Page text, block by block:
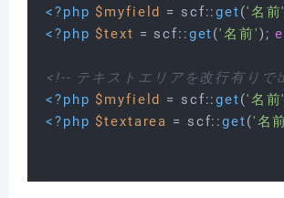
<?php $myfield = scf::get('名
<?php $text = scf::get('名前');
<!-- テキストエリアを改行有りで
<?php $myfield = scf::get('名
<?php $textarea = scf::get('名